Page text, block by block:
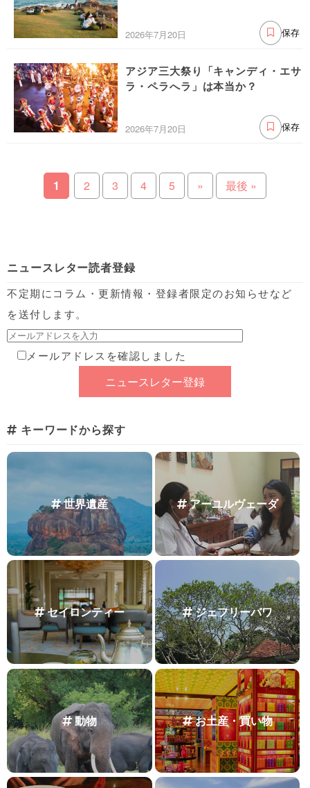
2026年7月20日 保存
アジア三大祭り「キャンディ・エサ
ラ・ペラへラ」は本当か？
2026年7月20日 保存
1 2 3 4 5 » 最後 »
ニュースレター読者登録
不定期にコラム・更新情報・登録者限定のお知らせなど
を送付します。
メールアドレスを確認しました
キーワードから探す
世界遺産 アーユルヴェーダ
セイロンティー ジェフリーバワ
動物 お土産・買い物